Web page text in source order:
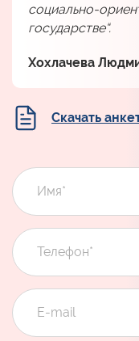
социально-
государстве“.
Хохлачева
Скачать